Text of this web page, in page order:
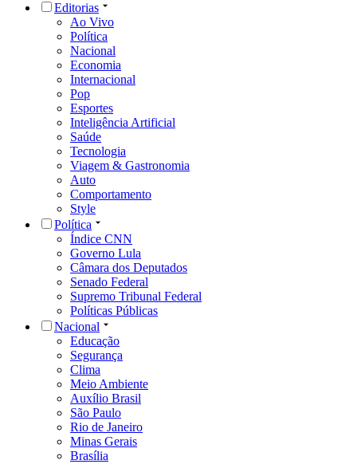
Editorias
Ao Vivo
Política
Nacional
Economia
Internacional
Pop
Esportes
Inteligência Artificial
Saúde
Tecnologia
Viagem & Gastronomia
Auto
Comportamento
Style
Política
Índice CNN
Governo Lula
Câmara dos Deputados
Senado Federal
Supremo Tribunal Federal
Políticas Públicas
Nacional
Educação
Segurança
Clima
Meio Ambiente
Auxílio Brasil
São Paulo
Rio de Janeiro
Minas Gerais
Brasília